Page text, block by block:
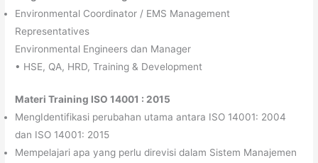
Environmental Coordinator / EMS Management
Representatives
Environmental Engineers dan Manager
• HSE, QA, HRD, Training & Development
Materi Training ISO 14001 : 2015
MengIdentifikasi perubahan utama antara ISO 14001: 2004
dan ISO 14001: 2015
Mempelajari apa yang perlu direvisi dalam Sistem Manajemen